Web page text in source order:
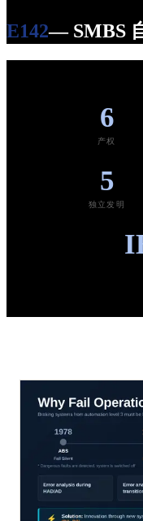
E142— SMBS
6
产权
5
独立发明